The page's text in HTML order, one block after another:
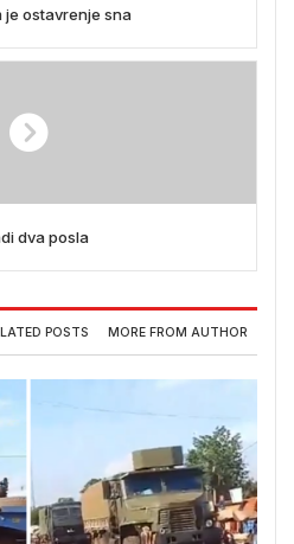
je ostavrenje sna
dva posla
POSTS MORE FROM AUTHOR